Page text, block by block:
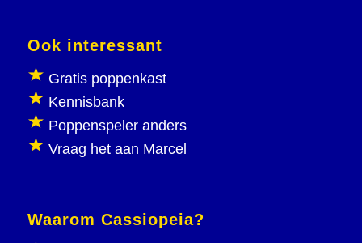
Ook interessant
Gratis poppenkast
Kennisbank
Poppenspeler anders
Vraag het aan Marcel
Waarom Cassiopeia?